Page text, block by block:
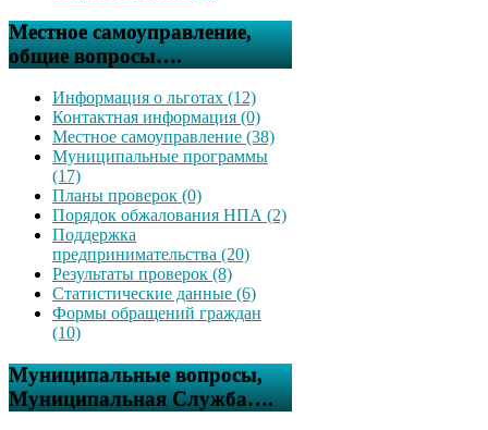
Местное самоуправление,
общие вопросы….
Информация о льготах (12)
Контактная информация (0)
Местное самоуправление (38)
Муниципальные программы
(17)
Планы проверок (0)
Порядок обжалования НПА (2)
Поддержка
предпринимательства (20)
Результаты проверок (8)
Статистические данные (6)
Формы обращений граждан
(10)
Муниципальные вопросы,
Муниципальная Служба….